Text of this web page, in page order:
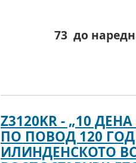
73 до
Z3120KR - „10
ПО ПОВОД 120
ИЛИНДЕНСКОТО